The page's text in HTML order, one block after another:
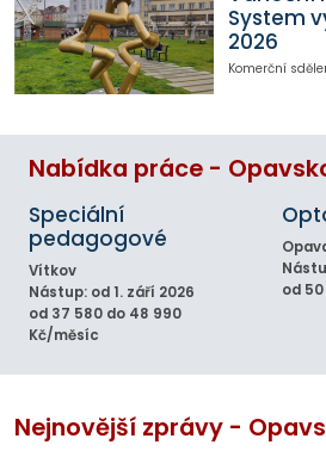
System
2026
Komerční
Nabídka práce -
Speciální
pedagogové
Vítkov
Nástup: od 1. září 2026
od 37 580 do 48 990
Kč/měsíc
od
Nejnovější zprávy -